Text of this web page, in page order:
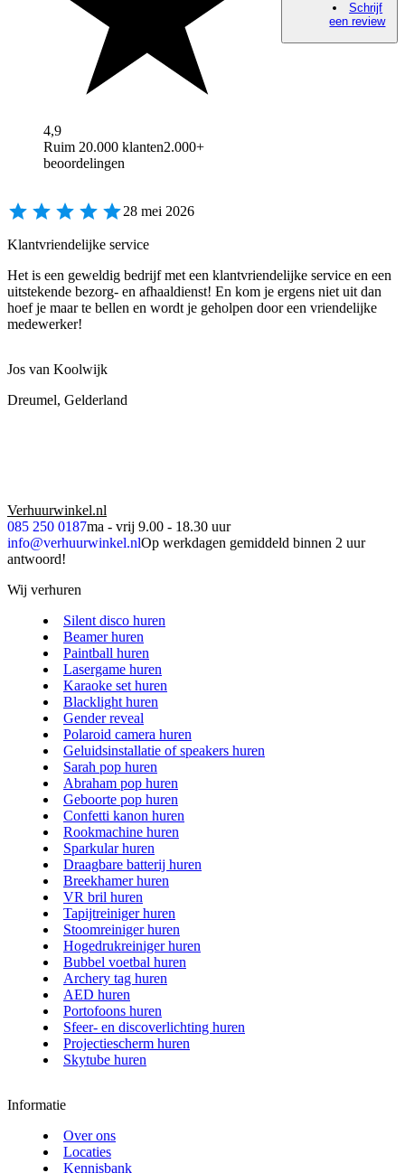
4,9
Ruim 20.000 klanten2.000+
beoordelingen
Schrijf
een review
28 mei 2026
Klantvriendelijke service
Het is een geweldig bedrijf met een klantvriendelijke service en een
uitstekende bezorg- en afhaaldienst! En kom je ergens niet uit dan
hoef je maar te bellen en wordt je geholpen door een vriendelijke
medewerker!
Jos van Koolwijk
Dreumel, Gelderland
Verhuurwinkel.nl
085 250 0187ma - vrij 9.00 - 18.30 uur
info@verhuurwinkel.nlOp werkdagen gemiddeld binnen 2 uur
antwoord!
Wij verhuren
Silent disco huren
Beamer huren
Paintball huren
Lasergame huren
Karaoke set huren
Blacklight huren
Gender reveal
Polaroid camera huren
Geluidsinstallatie of speakers huren
Sarah pop huren
Abraham pop huren
Geboorte pop huren
Confetti kanon huren
Rookmachine huren
Sparkular huren
Draagbare batterij huren
Breekhamer huren
VR bril huren
Tapijtreiniger huren
Stoomreiniger huren
Hogedrukreiniger huren
Bubbel voetbal huren
Archery tag huren
AED huren
Portofoons huren
Sfeer- en discoverlichting huren
Projectiescherm huren
Skytube huren
Informatie
Over ons
Locaties
Kennisbank